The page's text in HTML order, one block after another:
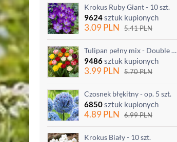
Krokus Ruby Giant - 10 szt.
9624sztuk kupionych
3.09PLN 5.41PLN
Tulipan pełny mix - Double mix - 5 szt.
9486sztuk kupionych
3.99PLN 5.70PLN
Czosnek błękitny - op. 5 szt.
6850sztuk kupionych
4.89PLN 6.99PLN
Krokus Biały - 10 szt.